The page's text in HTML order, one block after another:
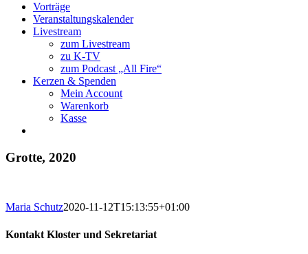
Vorträge
Veranstaltungskalender
Livestream
zum Livestream
zu K-TV
zum Podcast „All Fire“
Kerzen & Spenden
Mein Account
Warenkorb
Kasse
Grotte, 2020
Maria Schutz2020-11-12T15:13:55+01:00
Kontakt Kloster und Sekretariat